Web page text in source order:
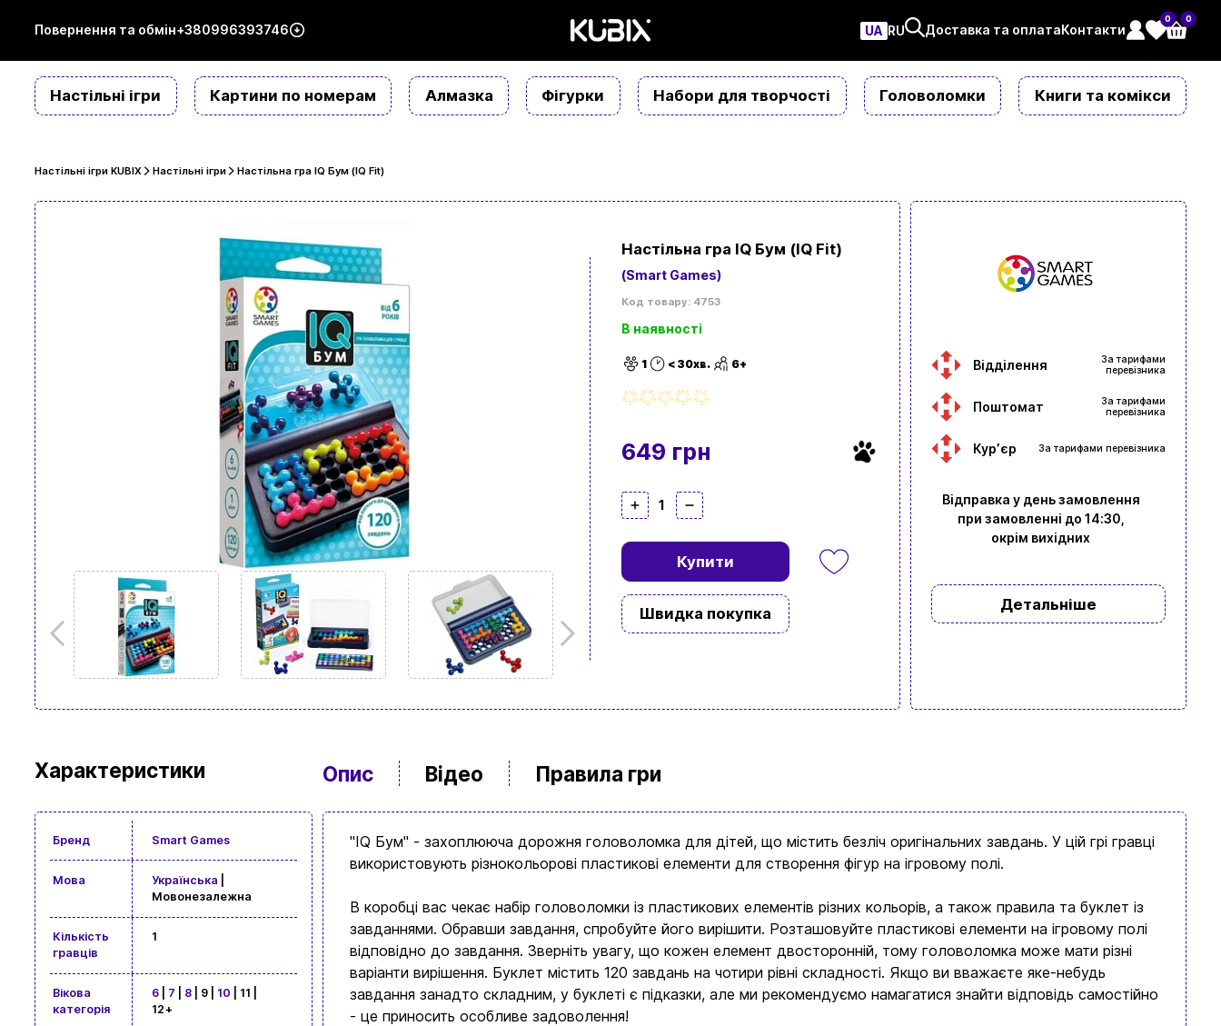
Повернення та обмін+380996393746 UA ㅤRU Доставка та оплатаКонтакти
0 0
Настільні ігри Картини по номерам Алмазка Фігурки Набори для творчості Головоломки Книги та комікси
Настільні ігри KUBIX Настільні ігри Настільна гра IQ Бум (IQ Fit)
Настільна гра IQ Бум (IQ Fit)
(Smart Games)
Код товару: 4753
В наявності
1 < 30хв. 6+
649 грн
1
Купити
Швидка покупка
Відділення
За тарифами
перевізника
Поштомат
За тарифами
перевізника
Курʼєр За тарифами перевізника
Відправка у день замовлення
при замовленні до 14:30,
окрім вихідних
Детальніше
Характеристики
Бренд Smart Games
Мова Українська
Мовонезалежна
Кількість
гравців
1
Вікова
категорія
6| 7 8| 9 | 10 | 11 |
12+
Опис Відео Правила гри
"IQ Бум" - захоплююча дорожня головоломка для дітей, що містить безліч оригінальних завдань. У цій грі гравці
використовують різнокольорові пластикові елементи для створення фігур на ігровому полі.
В коробці вас чекає набір головоломки із пластикових елементів різних кольорів, а також правила та буклет із
завданнями. Обравши завдання, спробуйте його вирішити. Розташовуйте пластикові елементи на ігровому полі
відповідно до завдання. Зверніть увагу, що кожен елемент двосторонній, тому головоломка може мати різні
варіанти вирішення. Буклет містить 120 завдань на чотири рівні складності. Якщо ви вважаєте яке-небудь
завдання занадто складним, у буклеті є підказки, але ми рекомендуємо намагатися знайти відповідь самостійно
- це приносить особливе задоволення!